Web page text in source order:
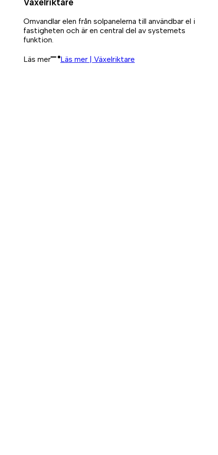
Omvandlar elen från solpanelerna till användbar el i
fastigheten och är en central del av systemets
funktion.
Läs mer Läs mer | Växelriktare